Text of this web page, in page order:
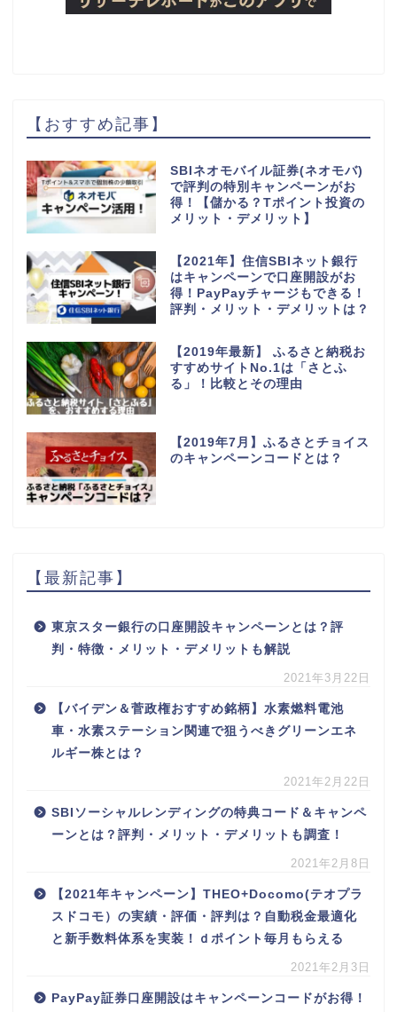
【おすすめ記事】
SBIネオモバイル証券(ネオモバ)
で評判の特別キャンペーンがお
得！【儲かる？Tポイント投資の
メリット・デメリット】
【2021年】住信SBIネット銀行
はキャンペーンで口座開設がお
得！PayPayチャージもできる！
評判・メリット・デメリットは？
【2019年最新】 ふるさと納税お
すすめサイトNo.1は「さとふ
る」！比較とその理由
【2019年7月】ふるさとチョイス
のキャンペーンコードとは？
【最新記事】
東京スター銀行の口座開設キャンペーンとは？評
判・特徴・メリット・デメリットも解説
2021年3月22日
【バイデン＆菅政権おすすめ銘柄】水素燃料電池
車・水素ステーション関連で狙うべきグリーンエネ
ルギー株とは？
2021年2月22日
SBIソーシャルレンディングの特典コード＆キャンペ
ーンとは？評判・メリット・デメリットも調査！
2021年2月8日
【2021年キャンペーン】THEO+Docomo(テオプラ
スドコモ）の実績・評価・評判は？自動税金最適化
と新手数料体系を実装！ｄポイント毎月もらえる
2021年2月3日
PayPay証券口座開設はキャンペーンコードがお得！